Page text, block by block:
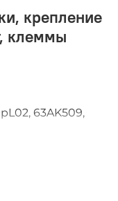
крепление
клеммы
63AK509,